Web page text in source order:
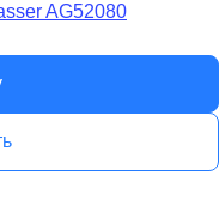
AG52080